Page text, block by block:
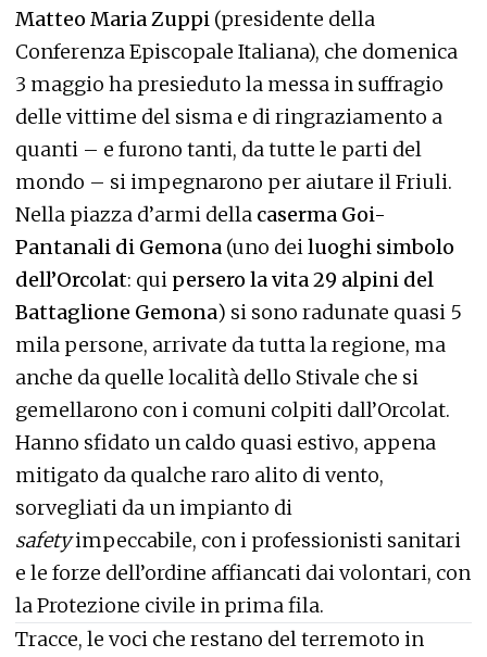
Matteo Maria Zuppi (presidente della
Conferenza Episcopale Italiana), che domenica
3 maggio ha presieduto la messa in suffragio
delle vittime del sisma e di ringraziamento a
quanti – e furono tanti, da tutte le parti del
mondo – si impegnarono per aiutare il Friuli.
Nella piazza d’armi della caserma Goi-
Pantanali di Gemona (uno deiluoghi simbolo
dell’Orcolat: qui persero la vita 29 alpini del
Battaglione Gemona) si sono radunate quasi 5
mila persone, arrivate da tutta la regione, ma
anche da quelle località dello Stivale che si
gemellarono con i comuni colpiti dall’Orcolat.
Hanno sfidato un caldo quasi estivo, appena
mitigato da qualche raro alito di vento,
sorvegliati da un impianto di
safetyimpeccabile, con i professionisti sanitari
e le forze dell’ordine affiancati dai volontari, con
la Protezione civile in prima fila.
Tracce, le voci che restano del terremoto in